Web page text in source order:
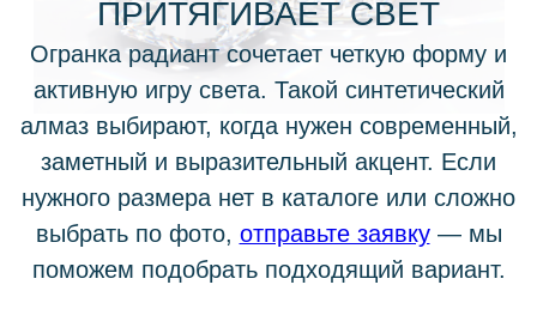
выбрать по фото, отправьте заявку— мы
поможем подобрать подходящий вариант.